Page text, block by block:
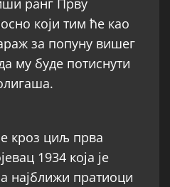
ранг Прву
који тим ће као
за попуну вишег
му буде потиснути
кроз циљ прва
1934 која је
најближи пратиоци